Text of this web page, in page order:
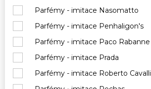
Parfémy - imitace Nasomatto
Parfémy - imitace Penhaligon's
Parfémy - imitace Paco Rabanne
Parfémy - imitace Prada
Parfémy - imitace Roberto Cavalli